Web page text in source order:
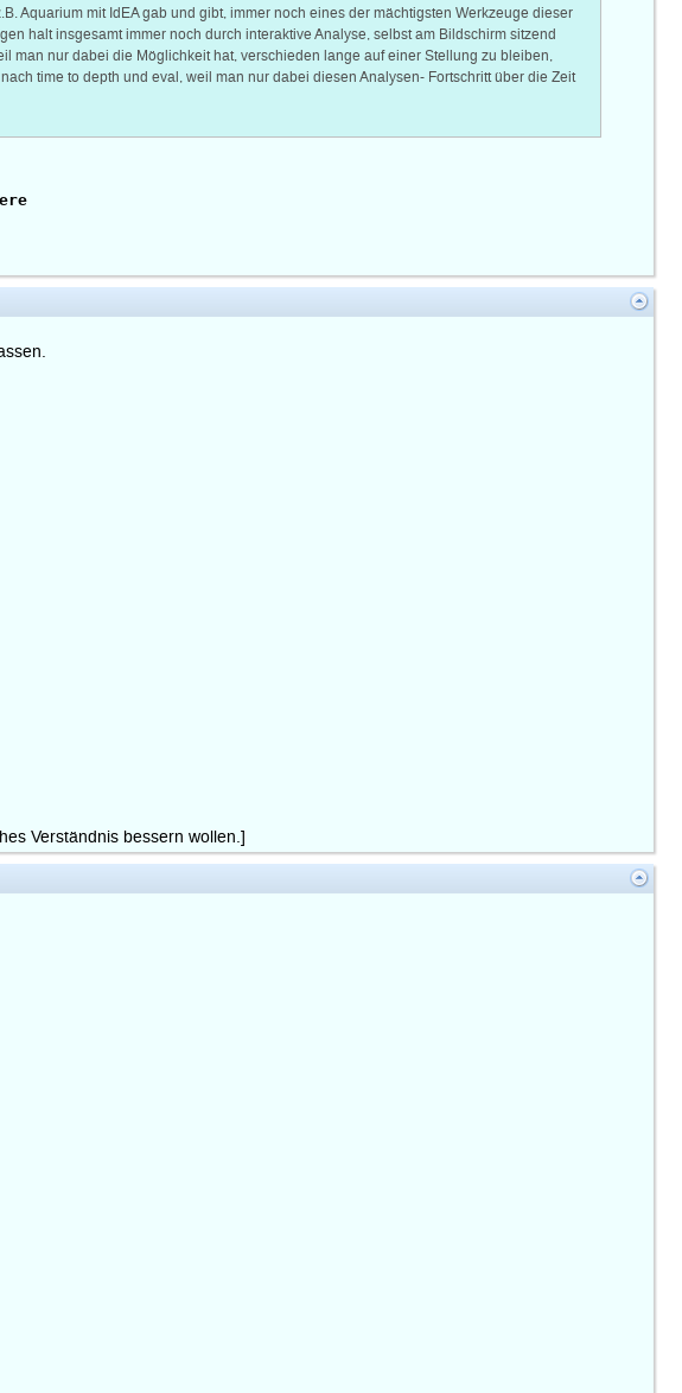
Aquarium mit IdEA gab und gibt, immer noch eines der mächtigsten Werkzeuge dieser
halt insgesamt immer noch durch interaktive Analyse, selbst am Bildschirm sitzend
man nur dabei die Möglichkeit hat, verschieden lange auf einer Stellung zu bleiben,
time to depth und eval, weil man nur dabei diesen Analysen- Fortschritt über die Zeit
Verständnis bessern wollen.]